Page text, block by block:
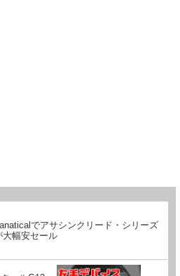
でアサシンクリード・シリーズ
大幅安セール